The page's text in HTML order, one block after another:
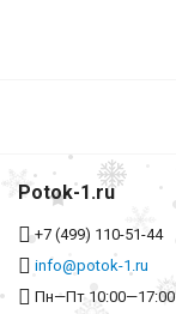
Potok-1.ru
+7 (499) 110-51-44
info@potok-1.ru
Пн—Пт 10:00—17:00